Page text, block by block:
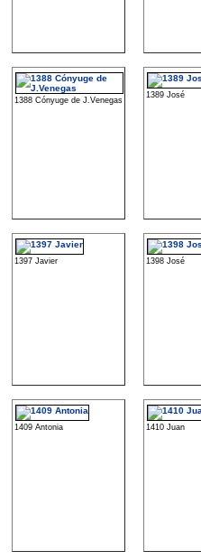
1388 Cónyuge de J.Venegas
1389 José
1397 Javier 1398 José
1409 Antonia 1410 Juan